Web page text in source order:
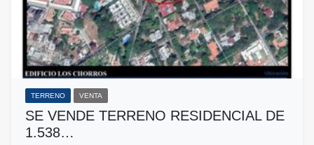
TERRENO VENTA
SE VENDE TERRENO RESIDENCIAL DE
1.538…